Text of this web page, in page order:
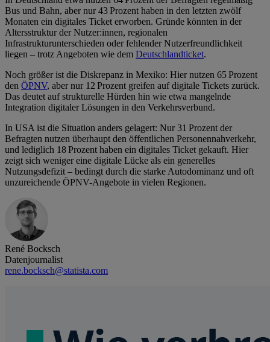
Bus und Bahn, aber nur 43 Prozent haben in den letzten zwölf
Monaten ein digitales Ticket erworben. Gründe könnten in der
Altersstruktur der Nutzer:innen, regionalen
Infrastrukturunterschieden oder fehlender Nutzerfreundlichkeit
liegen – trotz Angeboten wie dem Deutschlandticket.
Noch größer ist die Diskrepanz in Mexiko: Hier nutzen 65 Prozent
den ÖPNV, aber nur 12 Prozent greifen auf digitale Tickets zurück.
Das deutet auf strukturelle Hürden hin wie etwa mangelnde
Integration digitaler Lösungen in den Verkehrsverbund.
In USA ist die Situation anders gelagert: Nur 31 Prozent der
Befragten nutzen überhaupt den öffentlichen Personennahverkehr,
und lediglich 18 Prozent haben ein digitales Ticket gekauft. Hier
zeigt sich weniger eine digitale Lücke als ein generelles
Nutzungsdefizit – bedingt durch die starke Autodominanz und oft
unzureichende ÖPNV-Angebote in vielen Regionen.
René Bocksch
Datenjournalist
rene.bocksch@statista.com